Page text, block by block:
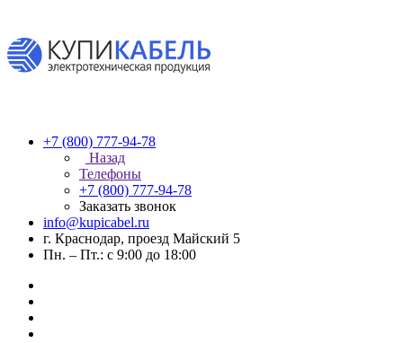
+7 (800) 777-94-78
Назад
Телефоны
+7 (800) 777-94-78
Заказать звонок
info@kupicabel.ru
г. Краснодар, проезд Майский 5
Пн. – Пт.: с 9:00 до 18:00